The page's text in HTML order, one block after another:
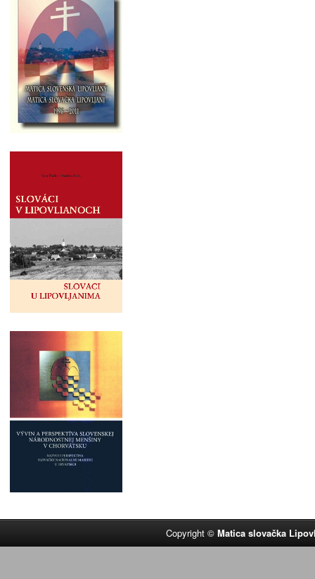
Copyright ©Matica slovačka